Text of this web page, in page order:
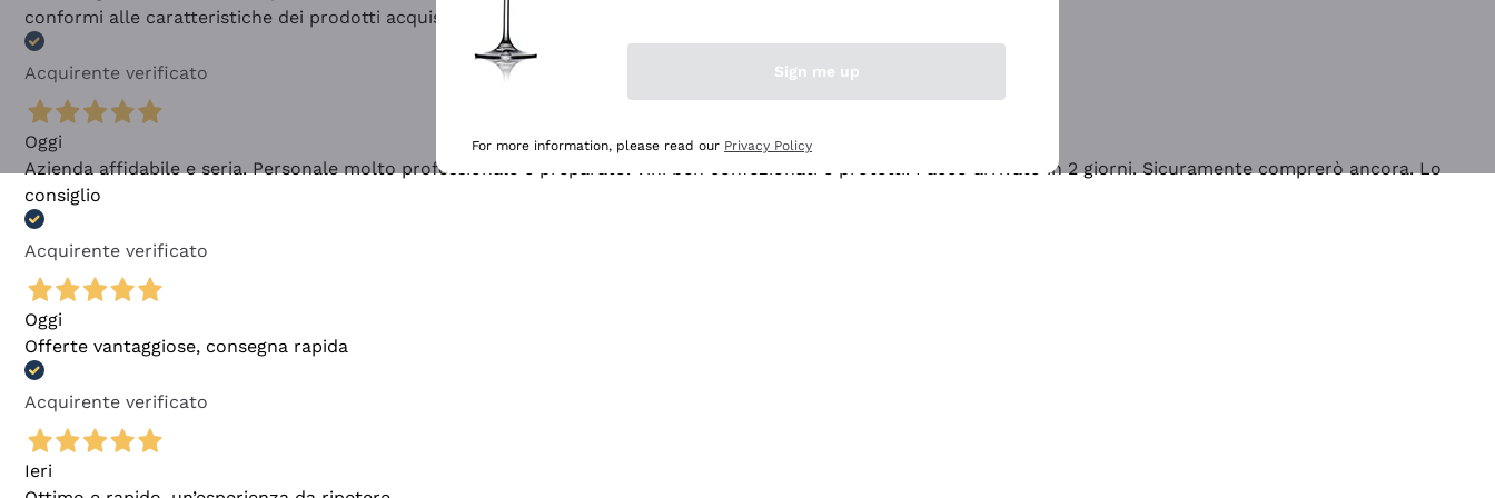
conformi alle caratteristiche dei prodotti acquistati
Acquirente verificato
Oggi
Azienda affidabile e seria. Personale molto professionale e preparato. Vini ben confezionati e protetti. Pacco arrivato in 2 giorni. Sicuramente comprerò ancora. Lo
consiglio
Acquirente verificato
Oggi
Offerte vantaggiose, consegna rapida
Acquirente verificato
Ieri
Sign me up
For more information, please read our Privacy Policy